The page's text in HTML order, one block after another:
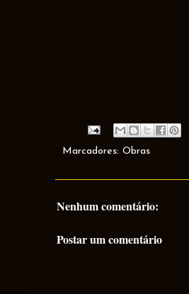
Marcadores: Obras
Nenhum comentário:
Postar um comentário